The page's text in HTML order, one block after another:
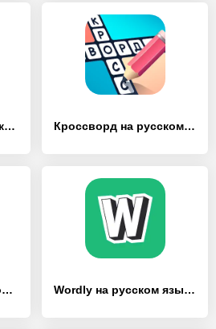
Связка Слов (на русском) - [MOD Много монет] Кроссворд на русском языке - [MOD Много монет]
Вордли - Отгадай слово 5 букв - [MOD Бесконечные монеты] Wordly на русском языке - [MOD Бесконечные деньги]